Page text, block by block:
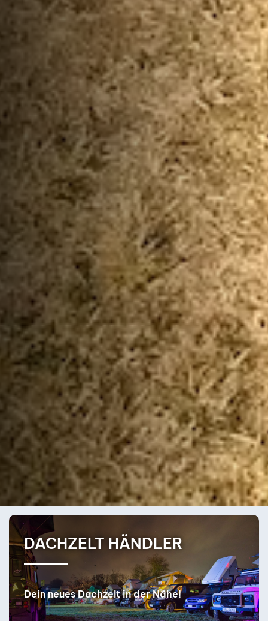
DACHZELT BERATUNG
Finde dein perfektes Dachzelt!